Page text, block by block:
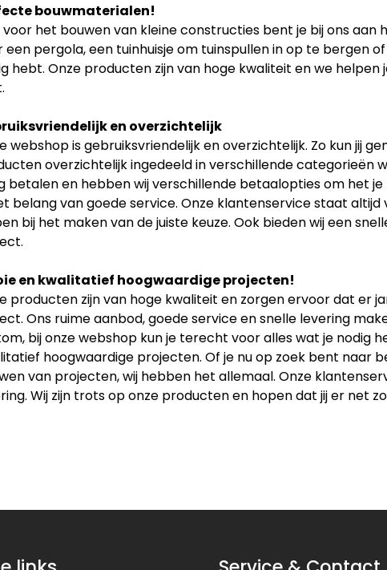
bouwmaterialen!
voor het bouwen van kleine constructies bent je bij ons aan
een pergola, een tuinhuisje om tuinspullen in op te bergen
hebt. Onze producten zijn van hoge kwaliteit en we
en overzichtelijk
webshop is gebruiksvriendelijk en overzichtelijk. Zo kun jij
overzichtelijk ingedeeld in verschillende categorieën
betalen en hebben wij verschillende betaalopties om het
belang van goede service. Onze klantenservice staat
bij het maken van de juiste keuze. Ook bieden wij een
en kwalitatief hoogwaardige projecten!
producten zijn van hoge kwaliteit en zorgen ervoor dat er
Ons ruime aanbod, goede service en snelle levering
bij onze webshop kun je terecht voor alles wat je nodig
hoogwaardige projecten. Of je nu op zoek bent naar
van projecten, wij hebben het allemaal. Onze
Wij zijn trots op onze producten en hopen dat jij er net